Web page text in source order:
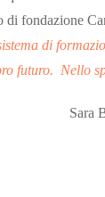
di fondazione
di
futuro. Nello